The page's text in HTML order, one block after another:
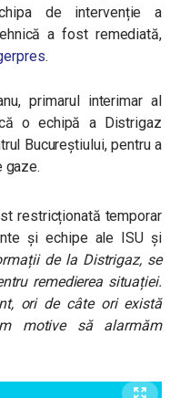
de intervenție a
a fost remediată,
.
primarul interimar al
o echipă a Distrigaz
Bucureștiului, pentru a
gaze.
restricționată temporar
și echipe ale ISU și
de la Distrigaz, se
remedierea situației.
ori de câte ori există
motive să alarmăm